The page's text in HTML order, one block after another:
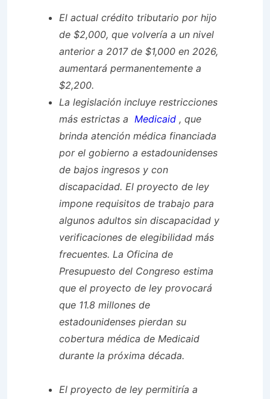
El actual crédito tributario por hijo
de $2,000, que volvería a un nivel
anterior a 2017 de $1,000 en 2026,
aumentará permanentemente a
$2,200.
La legislación incluye restricciones
más estrictas a Medicaid , que
brinda atención médica financiada
por el gobierno a estadounidenses
de bajos ingresos y con
discapacidad. El proyecto de ley
impone requisitos de trabajo para
algunos adultos sin discapacidad y
verificaciones de elegibilidad más
frecuentes. La Oficina de
Presupuesto del Congreso estima
que el proyecto de ley provocará
que 11.8 millones de
estadounidenses pierdan su
cobertura médica de Medicaid
durante la próxima década.
El proyecto de ley permitiría a